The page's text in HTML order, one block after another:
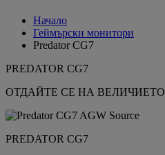
Начало
Геймърски монитори
Predator CG7
PREDATOR CG7
ОТДАЙТЕ СЕ НА ВЕЛИЧИЕТО
PREDATOR CG7